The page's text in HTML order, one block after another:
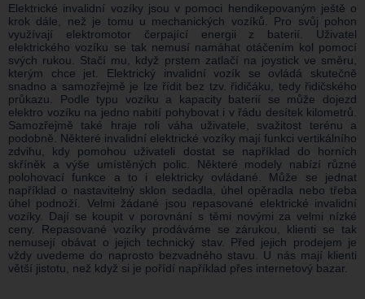
Elektrické invalidní vozíky jsou v pomoci hendikepovaným ještě o
krok dále, než je tomu u mechanických vozíků. Pro svůj pohon
využívají elektromotor čerpající energii z baterií. Uživatel
elektrického vozíku se tak nemusí namáhat otáčením kol pomocí
svých rukou. Stačí mu, když prstem zatlačí na joystick ve směru,
kterým chce jet. Elektrický invalidní vozík se ovládá skutečně
snadno a samozřejmě je lze řídit bez tzv. řidičáku, tedy řidičského
průkazu. Podle typu vozíku a kapacity baterií se může dojezd
elektro vozíku na jedno nabití pohybovat i v řádu desítek kilometrů.
Samozřejmě také hraje roli váha uživatele, svažitost terénu a
podobně. Některé invalidní elektrické vozíky mají funkci vertikálního
zdvihu, kdy pomohou uživateli dostat se například do horních
skříněk a výše umístěných polic. Některé modely nabízí různé
polohovací funkce a to i elektricky ovládané. Může se jednat
například o nastavitelný sklon sedadla, úhel opěradla nebo třeba
úhel podnoží. Velmi žádané jsou repasované elektrické invalidní
vozíky. Dají se koupit v porovnání s těmi novými za velmi nízké
ceny. Repasované vozíky prodáváme se zárukou, klienti se tak
nemusejí obávat o jejich technický stav. Před jejich prodejem je
vždy uvedeme do naprosto bezvadného stavu. U nás mají klienti
větší jistotu, než když si je pořídí například přes internetový bazar.